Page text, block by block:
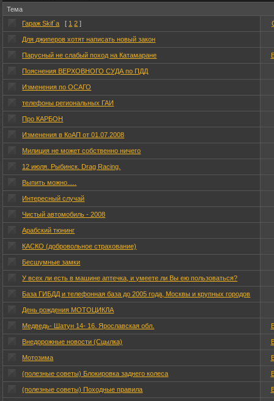
Тема
Гараж Skif`a [ 1 2 ]
Для джиперов хотят написать новый закон
Парусный не слабый поход на Катамаране
Пояснения ВЕРХОВНОГО СУДА по ПДД
Изменения по ОСАГО
телефоны региональных ГАИ
Про КАРБОН
Изменения в КоАП от 01.07.2008
Милиция не может собственно ничего
12 июля. Рыбинск. Drag Racing.
Выпить можно.....
Интересный случай
Чистый автомобиль - 2008
Арабский тюнинг
КАСКО (добровольное страхование)
Бесшумные замки
У всех ли есть в машине аптечка, и умеете ли Вы ею пользоваться?
База ГИБДД и телефонная база до 2005 года, Москвы и крупных городов
День рождения МОТОЦИКЛА
Медведь- Шатун 14- 16. Ярославская обл.
Внедорожные новости (Сцылка)
Мотозима
(полезные советы) Блокировка заднего колеса
(полезные советы) Походные правила